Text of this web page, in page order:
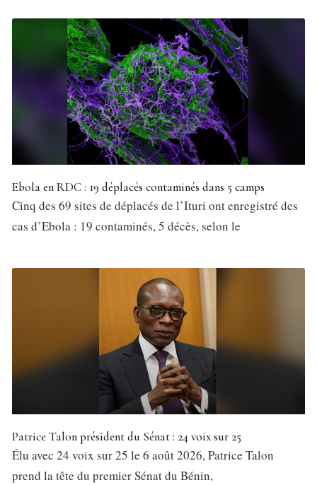
Ebola en RDC : 19 déplacés contaminés dans 5 camps
Cinq des 69 sites de déplacés de l’Ituri ont enregistré des
cas d’Ebola : 19 contaminés, 5 décès, selon le
Patrice Talon président du Sénat : 24 voix sur 25
Élu avec 24 voix sur 25 le 6 août 2026, Patrice Talon
prend la tête du premier Sénat du Bénin,